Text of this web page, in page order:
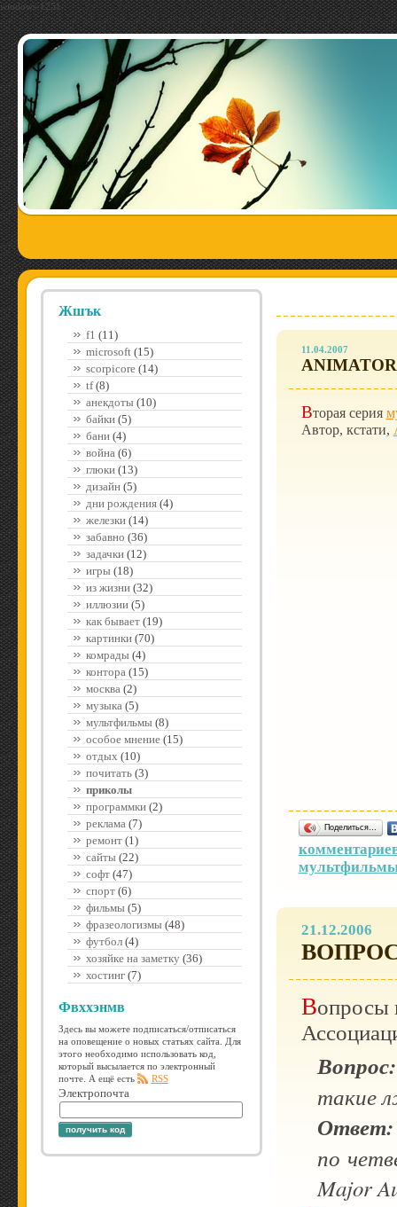
windows-1251
Жшък
f1 (11)
microsoft(15)
scorpicore(14)
tf(8)
анекдоты(10)
байки(5)
бани(4)
война(6)
глюки(13)
дизайн(5)
дни рождения(4)
железки(14)
забавно (36)
задачки(12)
игры(18)
из жизни(32)
иллюзии(5)
как бывает(19)
картинки(70)
комрады(4)
контора(15)
москва(2)
музыка(5)
мультфильмы(8)
особое мнение(15)
отдых (10)
почитать(3)
приколы
программки(2)
реклама(7)
ремонт(1)
сайты(22)
софт(47)
спорт(6)
фильмы(5)
фразеологизмы(48)
футбол(4)
хозяйке на заметку(36)
хостинг(7)
Фвххэнмв
Здесь вы можете подписаться/отписаться
на оповещение о новых статьях сайта. Для
этого необходимо использовать код,
который высылается по электронный
почте. А ещё есть
RSS
Электропочта
получить код
11.04.2007
Вторая серия
Автор, кстати,
Поделиться…
21.12.2006
Вопросы и ответы на сайте Автомобильной
Вопрос:
такие
Ответ:
по
Major